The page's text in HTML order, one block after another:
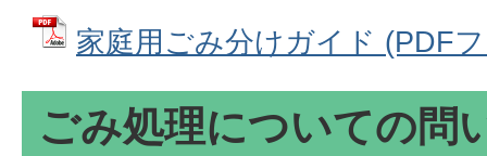
家庭用ごみ分けガイド (PDF
ごみ処理についての問